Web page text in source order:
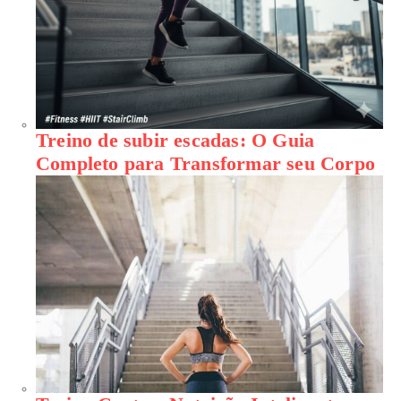
Treino de subir escadas: O Guia
Completo para Transformar seu Corpo